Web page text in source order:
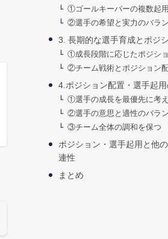
①ゴールキーパーの複数起
②選手の希望と実力のバラ
3. 長期的な選手育成とポジ
①成長段階に応じたポジシ
②チーム戦術とポジション
4.ポジション配置・選手起
①選手の成長を最優先に考
②選手の意思と適性のバラ
③チーム全体の調和を保つ
ポジション・選手起用と他
連性
まとめ